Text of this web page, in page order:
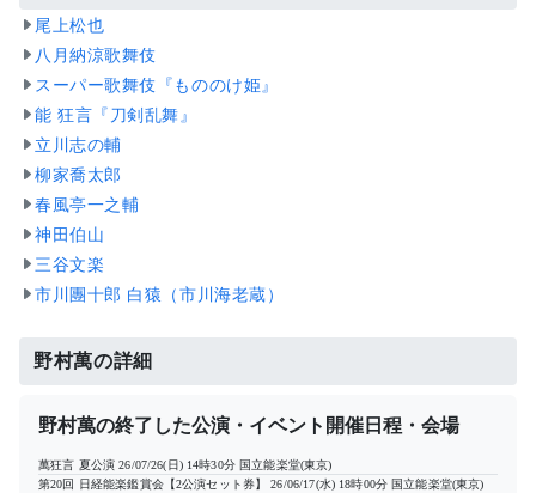
尾上松也
八月納涼歌舞伎
スーパー歌舞伎『もののけ姫』
能 狂言『刀剣乱舞』
立川志の輔
柳家喬太郎
春風亭一之輔
神田伯山
三谷文楽
市川團十郎 白猿（市川海老蔵）
野村萬の詳細
野村萬の終了した公演・イベント開催日程・会場
萬狂言 夏公演 26/07/26(日) 14時30分 国立能楽堂(東京)
第20回 日経能楽鑑賞会【2公演セット券】
26/06/17(水) 18時00分 国立能楽堂(東京)